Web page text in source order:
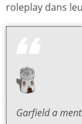
roleplay dans
Garfield a